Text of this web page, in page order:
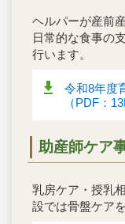
ヘルパーが産前
日常的な食事の
行います。
令和8年度
（PDF：
助産師ケア
乳房ケア・授乳
設では骨盤ケア